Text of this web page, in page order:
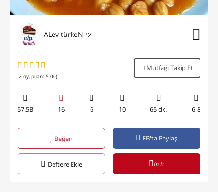
ALev türkeN ツ
(2 oy, puan: 5.00)
Mutfağı Takip Et
57.5B 16 6 10 65 dk. 6-8
Beğen FB'ta Paylaş
Deftere Ekle in it